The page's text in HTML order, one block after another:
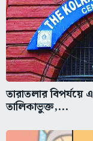
তারাতলার
তালিকাভুক্ত,...